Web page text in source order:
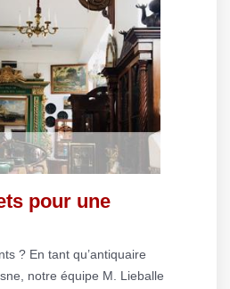
pour une
? En tant qu’antiquaire
notre équipe M. Lieballe